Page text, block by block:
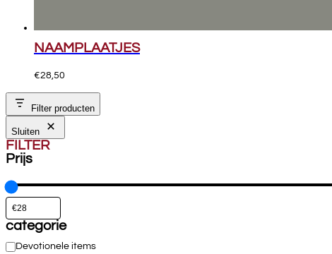
NAAMPLAATJES
€28,50
Filter producten
Sluiten
FILTER
Prijs
categorie
Categorie
Devotionele items